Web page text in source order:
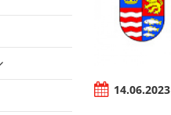
14.06.2023